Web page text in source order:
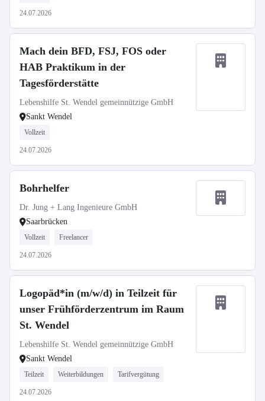
24.07.2026
Mach dein BFD, FSJ, FOS oder
HAB Praktikum in der
Tagesförderstätte
Lebenshilfe St. Wendel gemeinnützige GmbH
Sankt Wendel
Vollzeit
24.07.2026
Bohrhelfer
Dr. Jung + Lang Ingenieure GmbH
Saarbrücken
Vollzeit Freelancer
24.07.2026
Logopäd*in (m/w/d) in Teilzeit für
unser Frühförderzentrum im Raum
St. Wendel
Lebenshilfe St. Wendel gemeinnützige GmbH
Sankt Wendel
Teilzeit Weiterbildungen Tarifvergütung
24.07.2026